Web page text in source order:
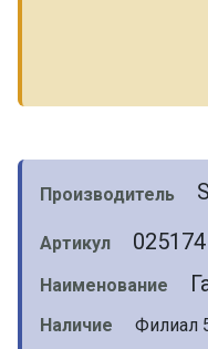
Производитель
Артикул 025174
Наименование
Наличие
Филиал